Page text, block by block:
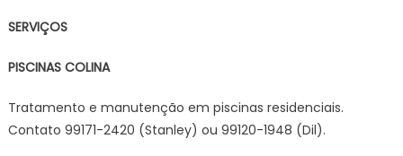
SERVIÇOS
PISCINAS COLINA
Tratamento e manutenção em piscinas residenciais.
Contato 99171-2420 (Stanley) ou 99120-1948 (Dil).